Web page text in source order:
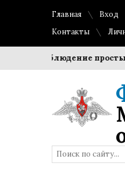
Главная Вход
Контакты
Соблюдение